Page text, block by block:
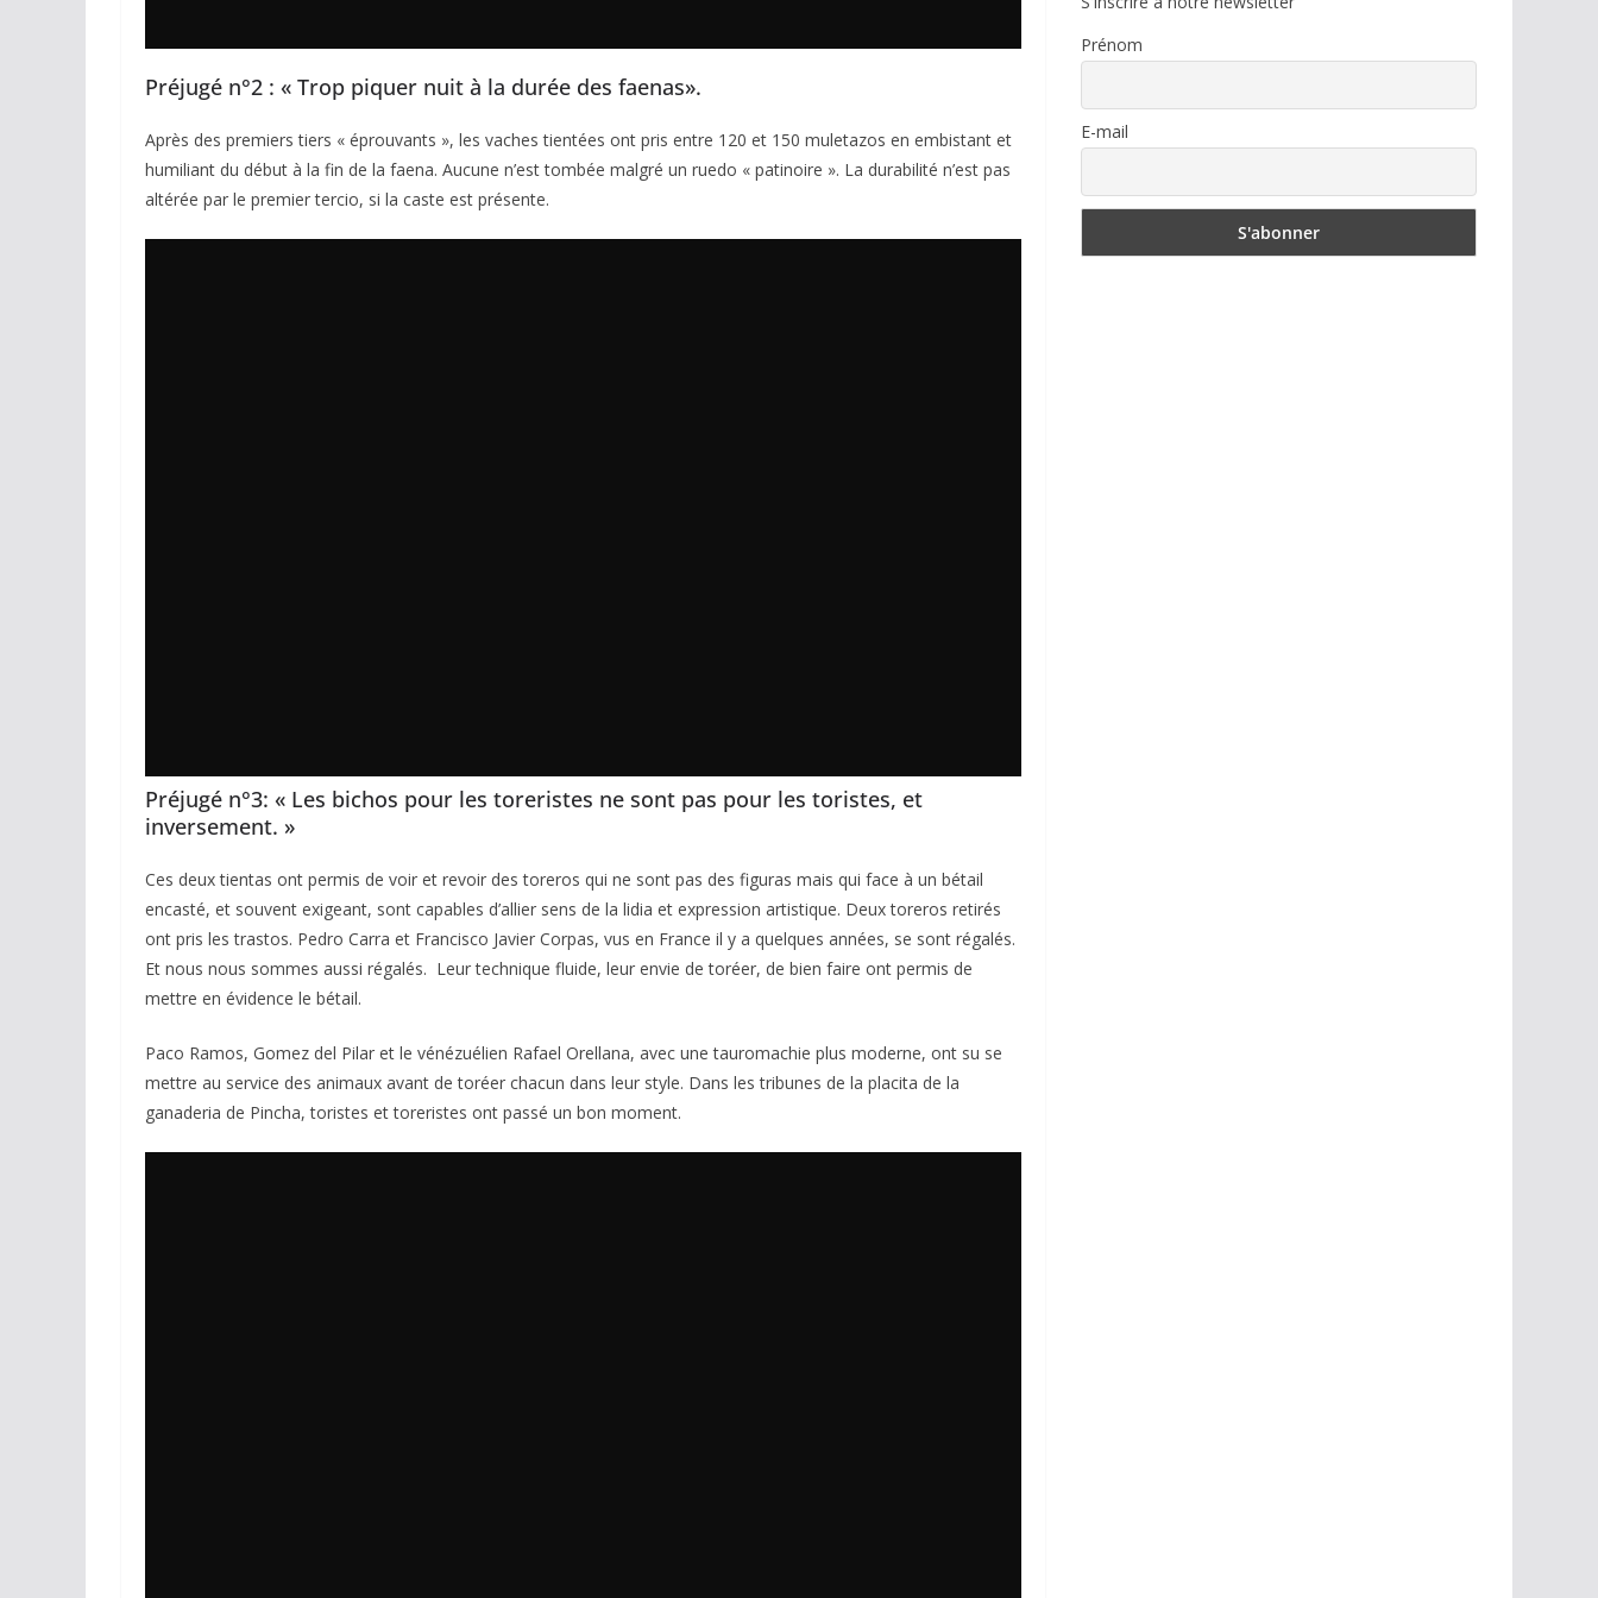
Préjugé n°2 : « Trop piquer nuit à la durée des faenas».
Après des premiers tiers « éprouvants », les vaches tientées ont pris entre 120 et 150 muletazos en embistant et
humiliant du début à la fin de la faena. Aucune n’est tombée malgré un ruedo « patinoire ». La durabilité n’est pas
altérée par le premier tercio, si la caste est présente.
Préjugé n°3: « Les bichos pour les toreristes ne sont pas pour les toristes, et
inversement. »
Ces deux tientas ont permis de voir et revoir des toreros qui ne sont pas des figuras mais qui face à un bétail
encasté, et souvent exigeant, sont capables d’allier sens de la lidia et expression artistique. Deux toreros retirés
ont pris les trastos. Pedro Carra et Francisco Javier Corpas, vus en France il y a quelques années, se sont régalés.
Et nous nous sommes aussi régalés. Leur technique fluide, leur envie de toréer, de bien faire ont permis de
mettre en évidence le bétail.
Paco Ramos, Gomez del Pilar et le vénézuélien Rafael Orellana, avec une tauromachie plus moderne, ont su se
mettre au service des animaux avant de toréer chacun dans leur style. Dans les tribunes de la placita de la
ganaderia de Pincha, toristes et toreristes ont passé un bon moment.
Prénom
E-mail